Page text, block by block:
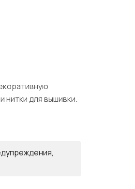
нитки для вышивки.